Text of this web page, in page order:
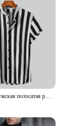
INCERUN Мужская полосатая рубашка с воротником-стойкой и коротким рукавом, повседневная мужская одежда, уличная одежда в стиле Харадзюку, лето 2023, рубашки для отдыха, S-5XL